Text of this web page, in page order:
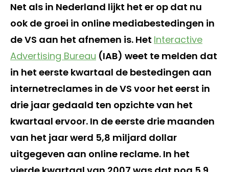
Net als in Nederland lijkt het er op dat nu
ook de groei in online mediabestedingen in
de VS aan het afnemen is. Het Interactive
Advertising Bureau (IAB) weet te melden dat
in het eerste kwartaal de bestedingen aan
internetreclames in de VS voor het eerst in
drie jaar gedaald ten opzichte van het
kwartaal ervoor. In de eerste drie maanden
van het jaar werd 5,8 miljard dollar
uitgegeven aan online reclame. In het